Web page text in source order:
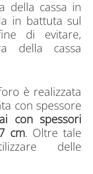
della cassa in
in battuta sul
di evitare,
della cassa
è realizzata
con spessore
con spessori
cm. Oltre tale
delle